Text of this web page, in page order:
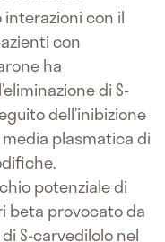
con il
con
ha
di S-
dell’inibizione
media plasmatica di
potenziale di
beta provocato da
S-carvedilolo nel